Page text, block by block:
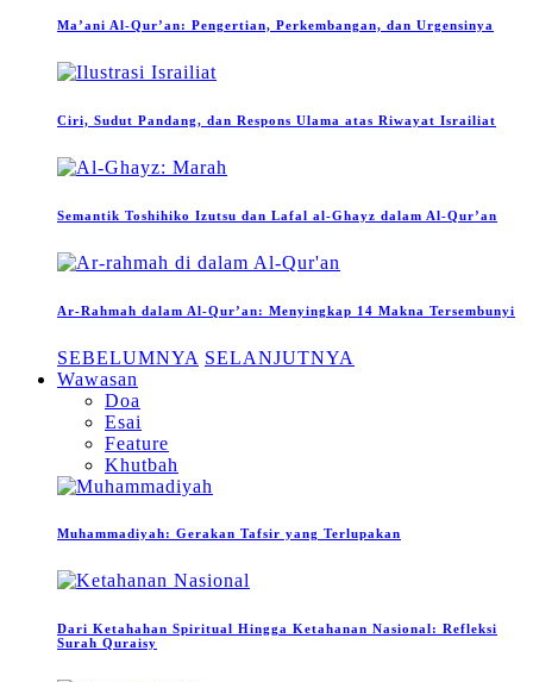
Ma’ani Al-Qur’an: Pengertian, Perkembangan, dan Urgensinya
Ciri, Sudut Pandang, dan Respons Ulama atas Riwayat Israiliat
Semantik Toshihiko Izutsu dan Lafal al-Ghayz dalam Al-Qur’an
Ar-Rahmah dalam Al-Qur’an: Menyingkap 14 Makna Tersembunyi
SEBELUMNYA SELANJUTNYA
Wawasan
Doa
Esai
Feature
Khutbah
Muhammadiyah: Gerakan Tafsir yang Terlupakan
Dari Ketahahan Spiritual Hingga Ketahanan Nasional: Refleksi
Surah Quraisy